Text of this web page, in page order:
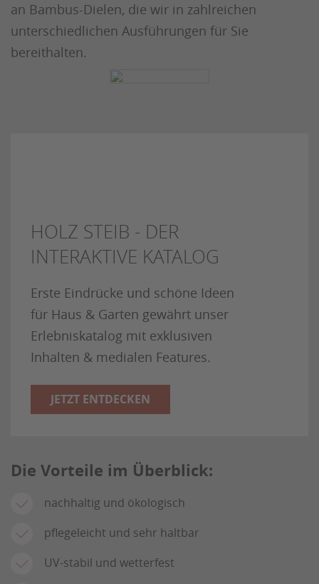
an Bambus-Dielen, die wir in zahlreichen
unterschiedlichen Ausführungen für Sie
bereithalten.
HOLZ STEIB - DER
INTERAKTIVE KATALOG
Erste Eindrücke und schöne Ideen
für Haus & Garten gewährt unser
Erlebniskatalog mit exklusiven
Inhalten & medialen Features.
JETZT ENTDECKEN
Die Vorteile im Überblick:
nachhaltig und ökologisch
pflegeleicht und sehr haltbar
UV-stabil und wetterfest